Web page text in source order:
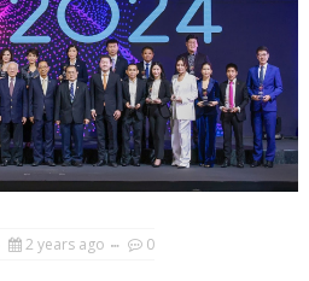
2 years ago 0